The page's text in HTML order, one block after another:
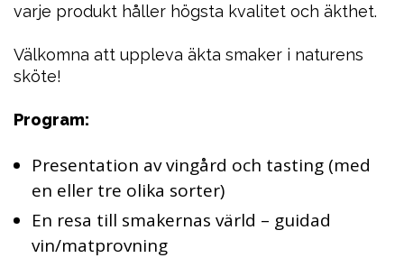
varje produkt håller högsta kvalitet och äkthet.
Välkomna att uppleva äkta smaker i naturens
sköte!
Program:
Presentation av vingård och tasting (med
en eller tre olika sorter)
En resa till smakernas värld – guidad
vin/matprovning